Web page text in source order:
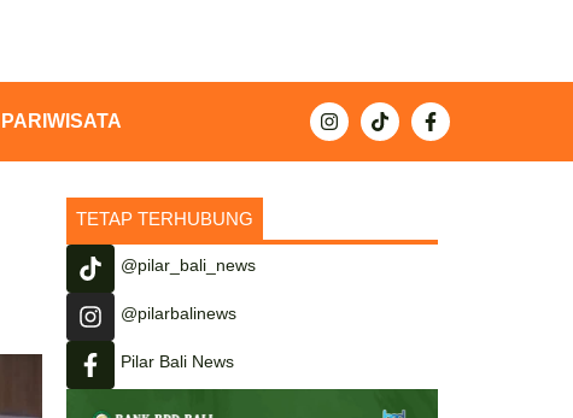
PARIWISATA
TETAP TERHUBUNG
@pilar_bali_news
@pilarbalinews
Pilar Bali News